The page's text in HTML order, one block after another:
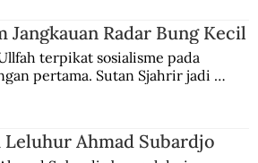
Multatuli, hingga Sun Yat-sen.
Jangkauan Radar Bung Kecil
terpikat sosialisme pada
pertama. Sutan Sjahrir jadi
Leluhur Ahmad Subardjo